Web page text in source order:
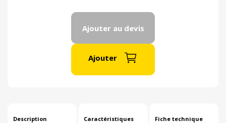
Ajouter au devis
Ajouter
Description Caractéristiques Fiche technique